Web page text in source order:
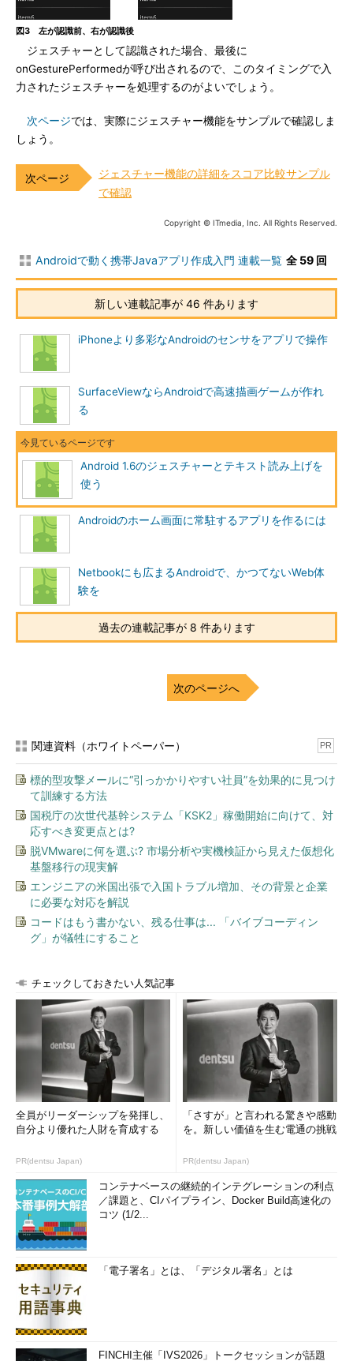
図3 左が認識前、右が認識後
ジェスチャーとして認識された場合、最後に
onGesturePerformedが呼び出されるので、このタイミングで入
力されたジェスチャーを処理するのがよいでしょう。
次ページでは、実際にジェスチャー機能をサンプルで確認しま
しょう。
ジェスチャー機能の詳細をスコア比較サンプル
で確認
Copyright © ITmedia, Inc. All Rights Reserved.
Androidで動く携帯Javaアプリ作成入門 連載一覧 全 59 回
新しい連載記事が 46 件あります
iPhoneより多彩なAndroidのセンサをアプリで操作
SurfaceViewならAndroidで高速描画ゲームが作れ
る
Android 1.6のジェスチャーとテキスト読み上げを
使う
Androidのホーム画面に常駐するアプリを作るには
Netbookにも広まるAndroidで、かつてないWeb体
験を
過去の連載記事が 8 件あります
次のページへ
関連資料（ホワイトペーパー） PR
標的型攻撃メールに“引っかかりやすい社員”を効果的に見つけ
て訓練する方法
国税庁の次世代基幹システム「KSK2」稼働開始に向けて、対
応すべき変更点とは?
脱VMwareに何を選ぶ? 市場分析や実機検証から見えた仮想化
基盤移行の現実解
エンジニアの米国出張で入国トラブル増加、その背景と企業
に必要な対応を解説
コードはもう書かない、残る仕事は... 「バイブコーディン
グ」が犠牲にすること
チェックしておきたい人気記事
全員がリーダーシップを発揮し、
自分より優れた人財を育成する
PR(dentsu Japan)
「さすが」と言われる驚きや感動
を。新しい価値を生む電通の挑戦
PR(dentsu Japan)
コンテナベースの継続的インテグレーションの利点
／課題と、CIパイプライン、Docker Build高速化の
コツ (1/2...
「電子署名」とは、「デジタル署名」とは
FINCHI主催「IVS2026」トークセッションが話題